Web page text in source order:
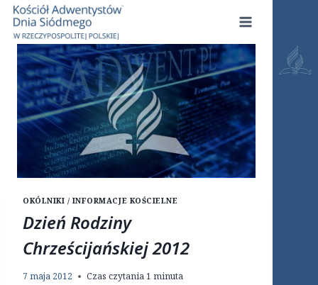
Przejdź
treści
OKÓLNIKI / INFORMACJE KOŚCIELNE
Dzień Rodziny
Chrześcijańskiej 2012
7 maja 2012 Czas czytania1 minuta